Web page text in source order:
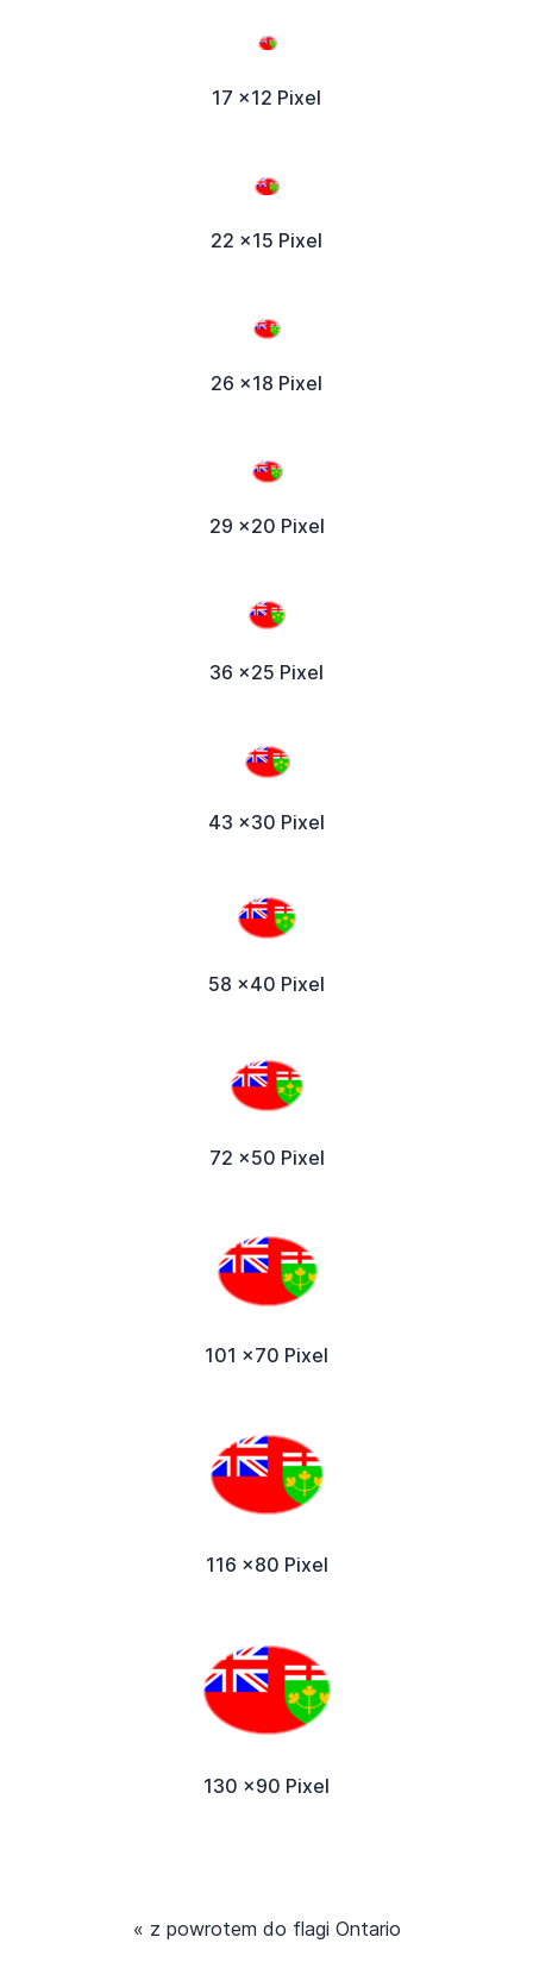
17 x12 Pixel
22 x15 Pixel
26 x18 Pixel
29 x20 Pixel
36 x25 Pixel
43 x30 Pixel
58 x40 Pixel
72 x50 Pixel
101 x70 Pixel
116 x80 Pixel
130 x90 Pixel
« z powrotem do flagi Ontario